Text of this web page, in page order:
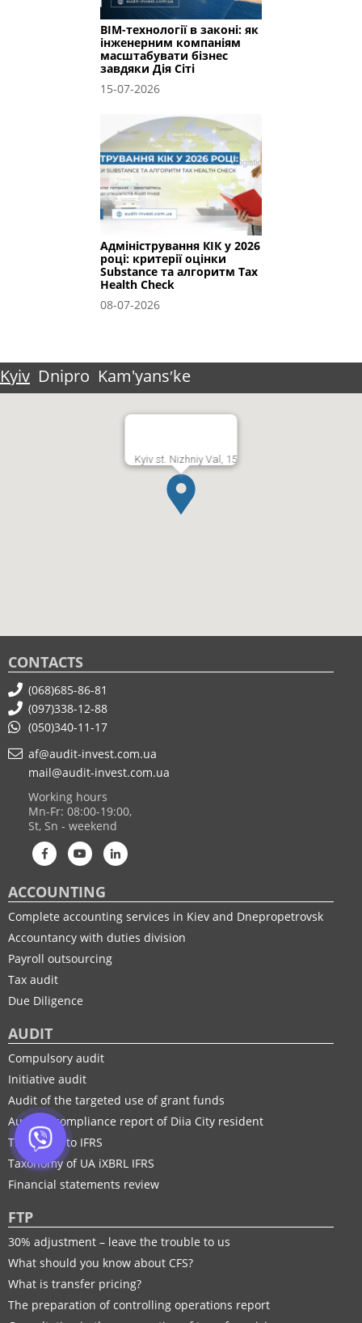
BIM-технології в законі: як
інженерним компаніям
масштабувати бізнес
завдяки Дія Сіті
15-07-2026
Адміністрування КІК у 2026
році: критерії оцінки
Substance та алгоритм Tax
Health Check
08-07-2026
Kyiv Dnipro Kam'yansʹke
Kyiv st. Nizhniy Val, 15
CONTACTS
(068)685-86-81
(097)338-12-88
(050)340-11-17
af@audit-invest.com.ua
mail@audit-invest.com.ua
Working hours
Mn-Fr: 08:00-19:00,
St, Sn - weekend
ACCOUNTING
Complete accounting services in Kiev and Dnepropetrovsk
Accountancy with duties division
Payroll outsourcing
Tax audit
Due Diligence
AUDIT
Compulsory audit
Initiative audit
Audit of the targeted use of grant funds
Audit of compliance report of Diia City resident
Transition to IFRS
Taxonomy of UA іXBRL IFRS
Financial statements review
FTP
30% adjustment – leave the trouble to us
What should you know about CFS?
What is transfer pricing?
The preparation of controlling operations report